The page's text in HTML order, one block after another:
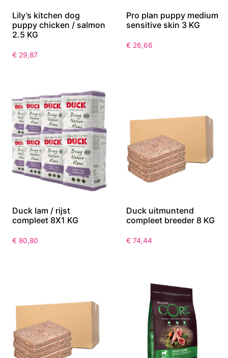
Lily’s kitchen dog
puppy chicken / salmon
2.5 KG
€ 29,87
Pro plan puppy medium
sensitive skin 3 KG
€ 26,66
Duck lam / rijst
compleet 8X1 KG
€ 80,80
Duck uitmuntend
compleet breeder 8 KG
€ 74,44